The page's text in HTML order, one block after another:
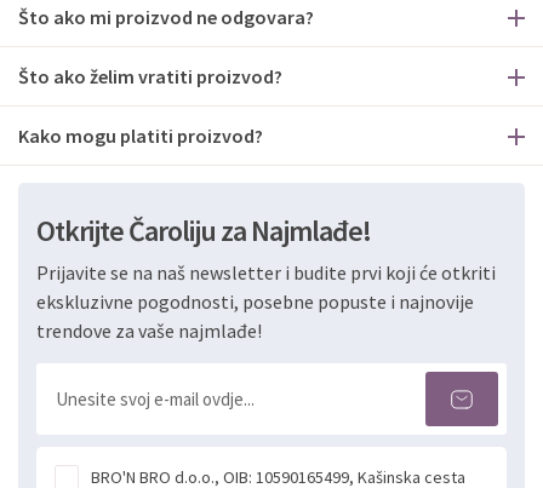
Što ako mi proizvod ne odgovara?
Što ako želim vratiti proizvod?
Kako mogu platiti proizvod?
Otkrijte Čaroliju za Najmlađe!
Prijavite se na naš newsletter i budite prvi koji će otkriti
ekskluzivne pogodnosti, posebne popuste i najnovije
trendove za vaše najmlađe!
BRO'N BRO d.o.o., OIB: 10590165499, Kašinska cesta